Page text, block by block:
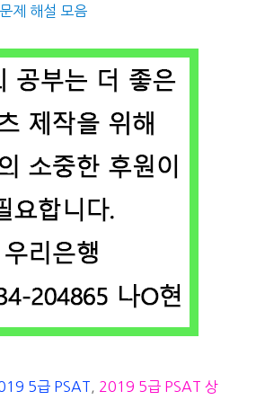
제 해설 모음
5급 PSAT
2019 5급 PSAT 상